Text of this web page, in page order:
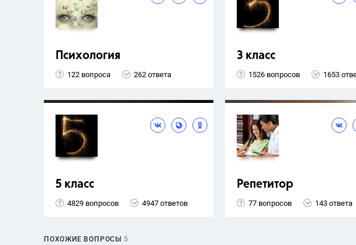
Психология
122 вопроса 262 ответа
3 класс
1526 вопросов 1653
5 класс
4829 вопросов 4947 ответов
Репетитор
77 вопросов 143 ответа
ПОХОЖИЕ ВОПРОСЫ 5